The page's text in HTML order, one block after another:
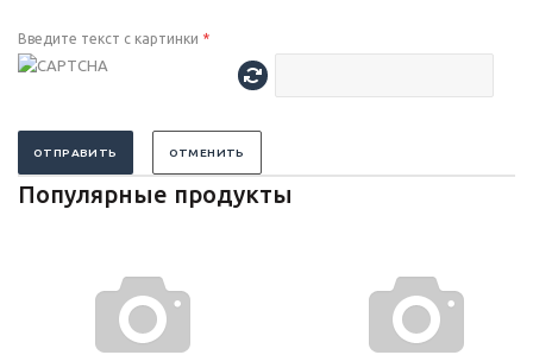
Введите текст с картинки *
ОТПРАВИТЬ ОТМЕНИТЬ
Популярные продукты